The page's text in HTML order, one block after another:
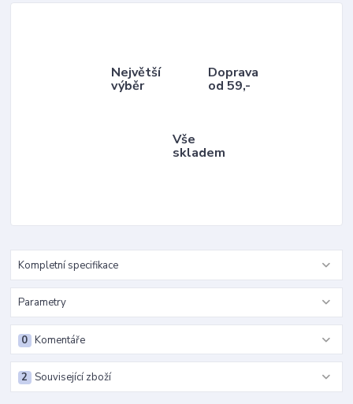
Největší
výběr
Doprava
od 59,-
Vše
skladem
Kompletní specifikace
Parametry
Komentáře
0
Související zboží
2